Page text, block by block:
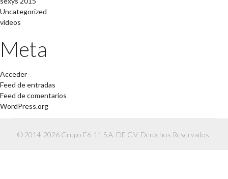
Uncategorized
videos
Meta
Acceder
Feed de entradas
Feed de comentarios
WordPress.org
© 2014-2026 Grupo F6-11 S.A. DE C.V. Derechos Reservados.